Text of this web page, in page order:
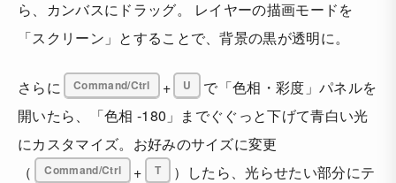
ら、カンバスにドラッグ。 レイヤーの描画モードを
「スクリーン」とすることで、背景の黒が透明に。
さらに Command/Ctrl + U
で「色相・彩度」パネルを
開いたら、「色相 -180」までぐぐっと下げて青白い光
にカスタマイズ。お好みのサイズに変更
（
Command/Ctrl + T
）したら、光らせたい部分にテ